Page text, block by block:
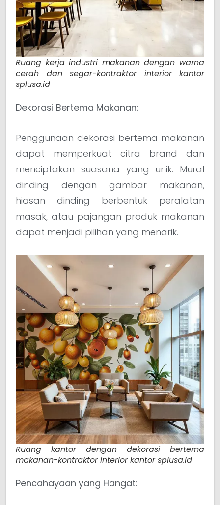
Ruang kerja industri makanan dengan warna
cerah dan segar-kontraktor interior kantor
splusa.id
Dekorasi Bertema Makanan:
Penggunaan dekorasi bertema makanan
dapat memperkuat citra brand dan
menciptakan suasana yang unik. Mural
dinding dengan gambar makanan,
hiasan dinding berbentuk peralatan
masak, atau pajangan produk makanan
dapat menjadi pilihan yang menarik.
Ruang kantor dengan dekorasi bertema
makanan-kontraktor interior kantor splusa.id
Pencahayaan yang Hangat: